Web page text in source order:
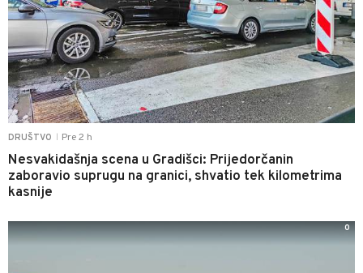
DRUŠTVO Pre 2 h
Nesvakidašnja scena u Gradišci: Prijedorčanin
zaboravio suprugu na granici, shvatio tek kilometrima
kasnije
0